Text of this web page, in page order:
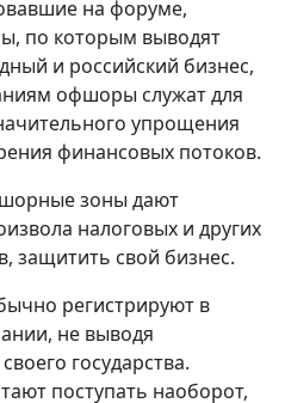
на форуме,
по которым выводят
и российский бизнес,
офшоры служат для
упрощения
финансовых потоков.
зоны дают
налоговых и других
защитить свой бизнес.
регистрируют в
не выводя
государства.
поступать наоборот,